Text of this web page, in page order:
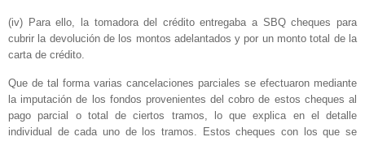
(iv) Para ello, la tomadora del crédito entregaba a SBQ cheques para
cubrir la devolución de los montos adelantados y por un monto total de la
carta de crédito.
Que de tal forma varias cancelaciones parciales se efectuaron mediante
la imputación de los fondos provenientes del cobro de estos cheques al
pago parcial o total de ciertos tramos, lo que explica en el detalle
individual de cada uno de los tramos. Estos cheques con los que se